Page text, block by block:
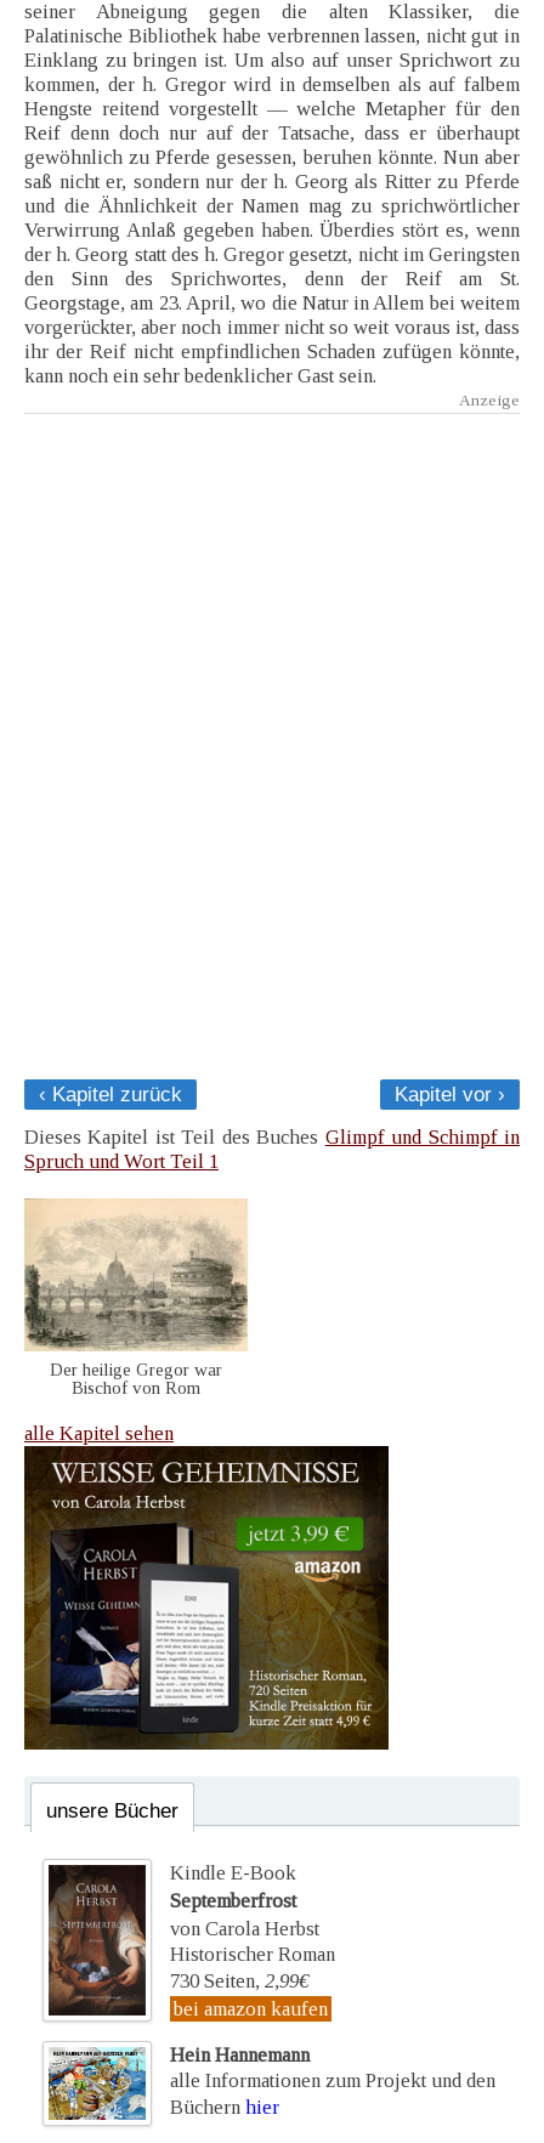
seiner Abneigung gegen die alten Klassiker, die
Palatinische Bibliothek habe verbrennen lassen, nicht gut in
Einklang zu bringen ist. Um also auf unser Sprichwort zu
kommen, der h. Gregor wird in demselben als auf falbem
Hengste reitend vorgestellt — welche Metapher für den
Reif denn doch nur auf der Tatsache, dass er überhaupt
gewöhnlich zu Pferde gesessen, beruhen könnte. Nun aber
saß nicht er, sondern nur der h. Georg als Ritter zu Pferde
und die Ähnlichkeit der Namen mag zu sprichwörtlicher
Verwirrung Anlaß gegeben haben. Überdies stört es, wenn
der h. Georg statt des h. Gregor gesetzt, nicht im Geringsten
den Sinn des Sprichwortes, denn der Reif am St.
Georgstage, am 23. April, wo die Natur in Allem bei weitem
vorgerückter, aber noch immer nicht so weit voraus ist, dass
ihr der Reif nicht empfindlichen Schaden zufügen könnte,
kann noch ein sehr bedenklicher Gast sein.
‹ Kapitel zurück
Kapitel vor ›
Dieses Kapitel ist Teil des Buches Glimpf und Schimpf in
Spruch und Wort Teil 1
Der heilige Gregor war
Bischof von Rom
alle Kapitel sehen
unsere Bücher
Kindle E-Book
Septemberfrost
von Carola Herbst
Historischer Roman
730 Seiten, 2,99€
bei amazon kaufen
Hein Hannemann
alle Informationen zum Projekt und den
Büchern hier